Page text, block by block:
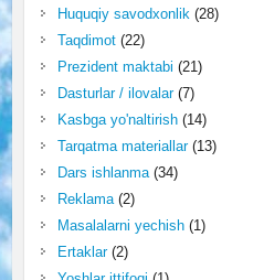
Huquqiy savodxonlik(28)
Taqdimot(22)
Prezident maktabi (21)
Dasturlar / ilovalar(7)
Kasbga yo'naltirish(14)
Tarqatma materiallar(13)
Dars ishlanma(34)
Reklama(2)
Masalalarni yechish(1)
Ertaklar(2)